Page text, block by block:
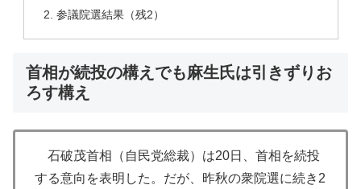
参議院選結果（残2）
首相が続投の構えでも麻生氏は引きずりお
ろす構え
石破茂首相（自民党総裁）は20日、首相を続投
する意向を表明した。だが、昨秋の衆院選に続き2